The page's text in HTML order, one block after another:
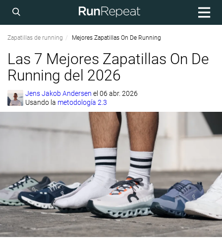
Zapatillas de running Mejores Zapatillas On De Running
Las 7 Mejores Zapatillas On De
Running del 2026
Jens Jakob Andersen el 06 abr. 2026
Usando la metodología 2.3